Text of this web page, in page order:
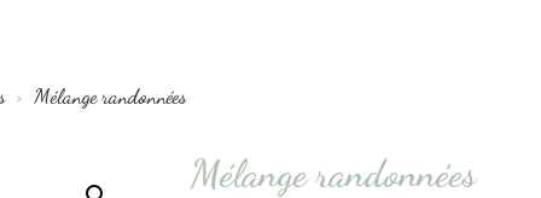
Mélange randonnées
Mélange randonnées